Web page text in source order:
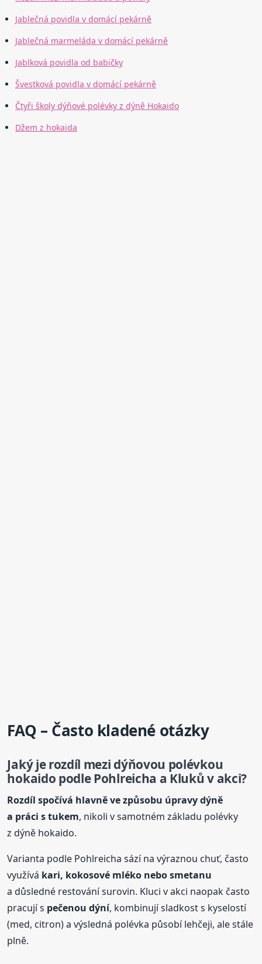
Jablečná povidla v domácí pekárně
Jablečná marmeláda v domácí pekárně
Jablková povidla od babičky
Švestková povidla v domácí pekárně
Čtyři školy dýňové polévky z dýně Hokaido
Džem z hokaida
FAQ – Často kladené otázky
Jaký je rozdíl mezi dýňovou polévkou
hokaido podle Pohlreicha a Kluků v akci?
Rozdíl spočívá hlavně ve způsobu úpravy dýně
a práci s tukem, nikoli v samotném základu polévky
z dýně hokaido.
Varianta podle Pohlreicha sází na výraznou chuť, často
využívá kari, kokosové mléko nebo smetanu
a důsledné restování surovin. Kluci v akci naopak často
pracují s pečenou dýní, kombinují sladkost s kyselostí
(med, citron) a výsledná polévka působí lehčeji, ale stále
plně.